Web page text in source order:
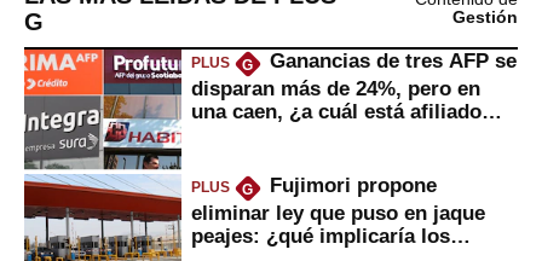
G
Gestión
PLUS G
Ganancias de tres AFP se
disparan más de 24%, pero en
una caen, ¿a cuál está afiliado
PLUS G
Fujimori propone
eliminar ley que puso en jaque
peajes: ¿qué implicaría los